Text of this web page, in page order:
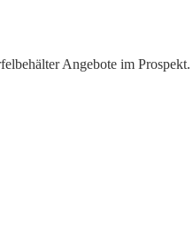
Angebote im Prospekt.